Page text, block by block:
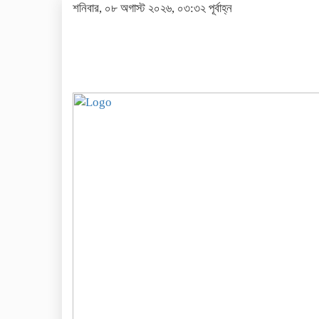
শনিবার, ০৮ অগাস্ট ২০২৬, ০৩:৩২ পূর্বাহ্ন